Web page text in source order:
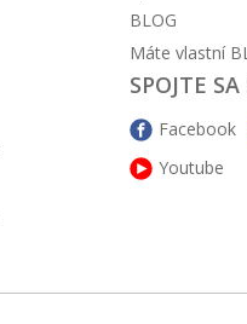
BLOG
Máte vlastní
SPOJTE
Facebook
Youtube